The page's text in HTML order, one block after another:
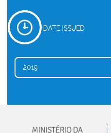
DATE ISSUED
2019